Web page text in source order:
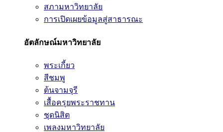
สภามหาวิทยาลัย
การเปิดเผยข้อมูลสู่สาธารณะ
อัตลักษณ์มหาวิทยาลัย
พระเกี้ยว
สีชมพู
ต้นจามจุรี
เสื้อครุยพระราชทาน
ชุดนิสิต
เพลงมหาวิทยาลัย